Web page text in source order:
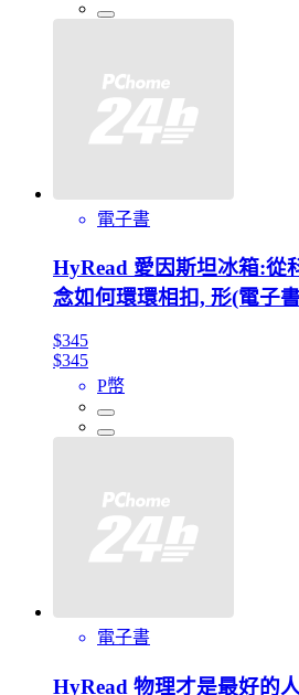
電子書
HyRead 愛因斯坦冰箱:從
念如何環環相扣, 形(電子
$345
$345
P幣
電子書
HyRead 物理才是最好的